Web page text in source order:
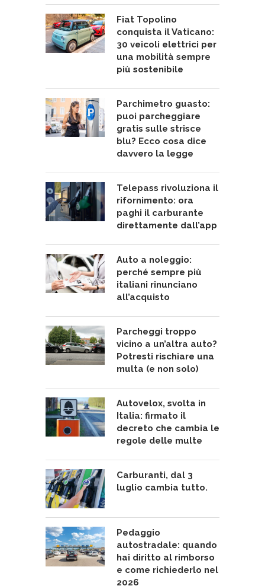
Fiat Topolino
conquista il Vaticano:
30 veicoli elettrici per
una mobilità sempre
più sostenibile
Parchimetro guasto:
puoi parcheggiare
gratis sulle strisce
blu? Ecco cosa dice
davvero la legge
Telepass rivoluziona il
rifornimento: ora
paghi il carburante
direttamente dall’app
Auto a noleggio:
perché sempre più
italiani rinunciano
all’acquisto
Parcheggi troppo
vicino a un’altra auto?
Potresti rischiare una
multa (e non solo)
Autovelox, svolta in
Italia: firmato il
decreto che cambia le
regole delle multe
Carburanti, dal 3
luglio cambia tutto.
Pedaggio
autostradale: quando
hai diritto al rimborso
e come richiederlo nel
2026